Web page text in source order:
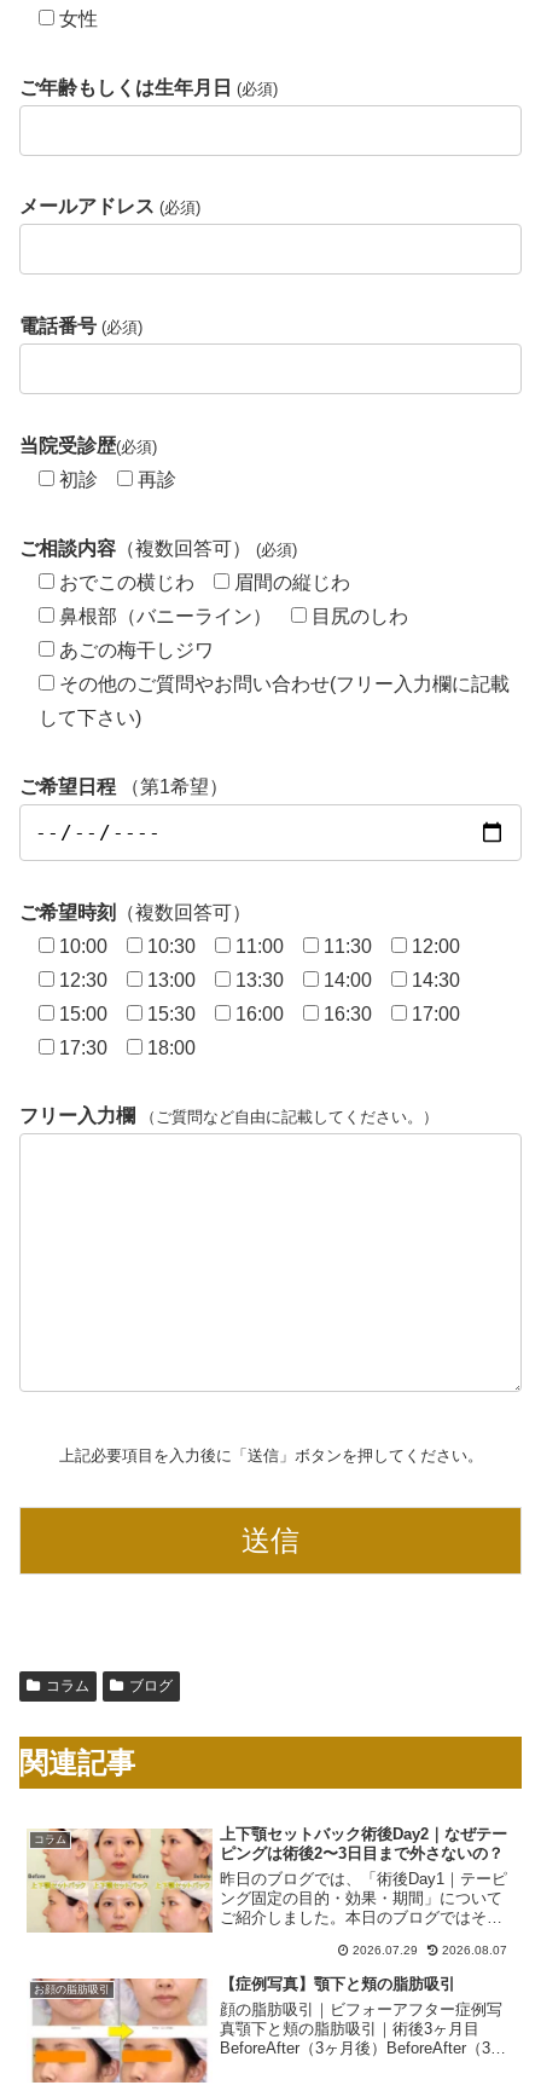
女性
ご年齢もしくは生年月日 (必須)
メールアドレス (必須)
電話番号 (必須)
当院受診歴(必須)
初診 再診
ご相談内容 （複数回答可） (必須)
おでこの横じわ
眉間の縦じわ
鼻根部（バニーライン）
目尻のしわ
あごの梅干しジワ
その他のご質問やお問い合わせ(フリー入力欄に記載
して下さい)
ご希望日程 （第1希望）
ご希望時刻
（複数回答可）
10:00
10:30 11:00 11:30
12:00
12:30
13:00 13:30 14:00
14:30
15:00
15:30 16:00 16:30
17:00
17:30
18:00
フリー入力欄 （ご質問など自由に記載してください。）
上記必要項目を入力後に「送信」ボタンを押してください。
コラム ブログ
関連記事
コラム
上下顎セットバック術後Day2｜なぜテー
ピングは術後2〜3日目まで外さないの？
昨日のブログでは、「術後Day1｜テーピ
ング固定の目的・効果・期間」について
ご紹介しました。本日のブログではその
日には外さず、術後2〜3日目まで継続す
るのか？」について解説します。また、
実際の患者様の経過...
2026.07.29 2026.08.07
お顔の脂肪吸引
【症例写真】顎下と頬の脂肪吸引
顔の脂肪吸引｜ビフォーアフター症例写
真顎下と頬の脂肪吸引｜術後3ヶ月目
BeforeAfter（3ヶ月後）BeforeAfter（3ヶ